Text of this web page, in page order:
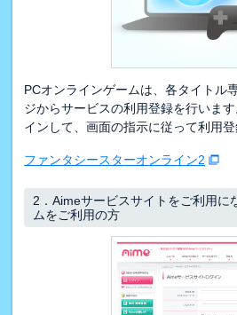
PCオンラインゲームは、各タイトル
ジからサービスの利用登録を行いま
インして、画面の指示に従って利用登
ファンタシースターオンライン2
2．Aimeサービスサイトをご利用に
ムをご利用の方